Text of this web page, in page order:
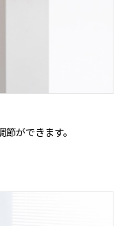
ができます。